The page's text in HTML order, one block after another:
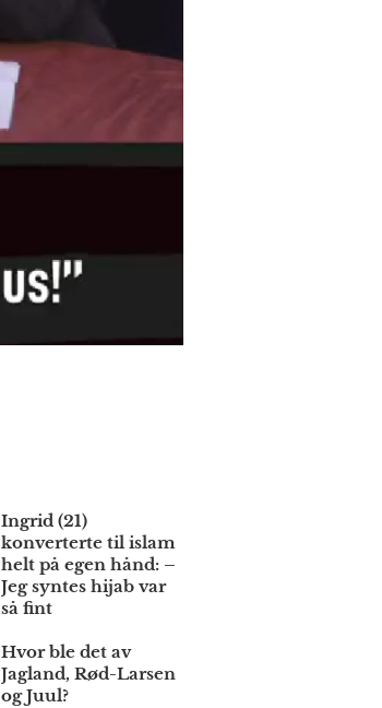
Ingrid (21)
konverterte til islam
helt på egen hånd: –
Jeg syntes hijab var
så fint
Hvor ble det av
Jagland, Rød-Larsen
og Juul?